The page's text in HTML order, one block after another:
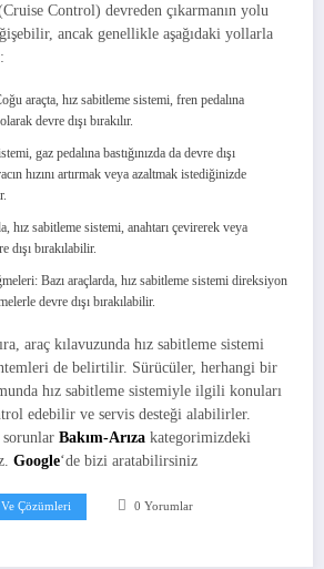
Control) devreden çıkarmanın yolu
ancak genellikle aşağıdaki yollarla
araçta, hız sabitleme sistemi, fren pedalına
devre dışı bırakılır.
gaz pedalına bastığınızda da devre dışı
hızını artırmak veya azaltmak istediğinizde
hız sabitleme sistemi, anahtarı çevirerek veya
dışı bırakılabilir.
Bazı araçlarda, hız sabitleme sistemi direksiyon
devre dışı bırakılabilir.
araç kılavuzunda hız sabitleme sistemi
de belirtilir. Sürücüler, herhangi bir
hız sabitleme sistemiyle ilgili konuları
edebilir ve servis desteği alabilirler.
sorunlar Bakım-Arıza kategorimizdeki
Google‘de bizi aratabilirsiniz
Ve Çözümleri 0 Yorumlar